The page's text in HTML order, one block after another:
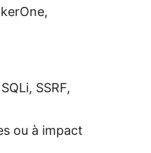
SSRF,
ou à impact